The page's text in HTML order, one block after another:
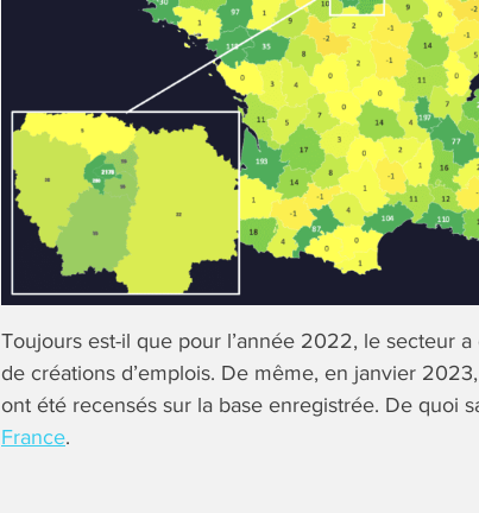
Toujours est-il que pour l’année 2022, le secteur
de créations d’emplois. De même, en janvier
ont été recensés sur la base enregistrée. De quoi
France.